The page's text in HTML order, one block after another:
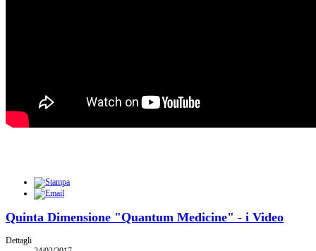
Quinta Dimensione "Quantum Medicine" - i Video
Dettagli